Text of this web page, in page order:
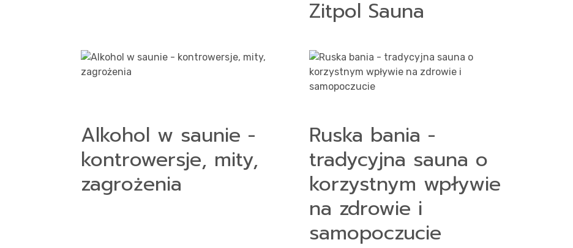
Zitpol Sauna
Alkohol w saunie -
kontrowersje, mity,
zagrożenia
Ruska bania -
tradycyjna sauna o
korzystnym wpływie
na zdrowie i
samopoczucie